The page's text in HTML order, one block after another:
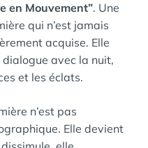
en Mouvement”. Une
qui n’est jamais
acquise. Elle
dialogue avec la nuit,
et les éclats.
n’est pas
Elle devient